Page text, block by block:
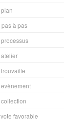
plan
pas à pas
processus
atelier
trouvaille
evènement
collection
vote favorable